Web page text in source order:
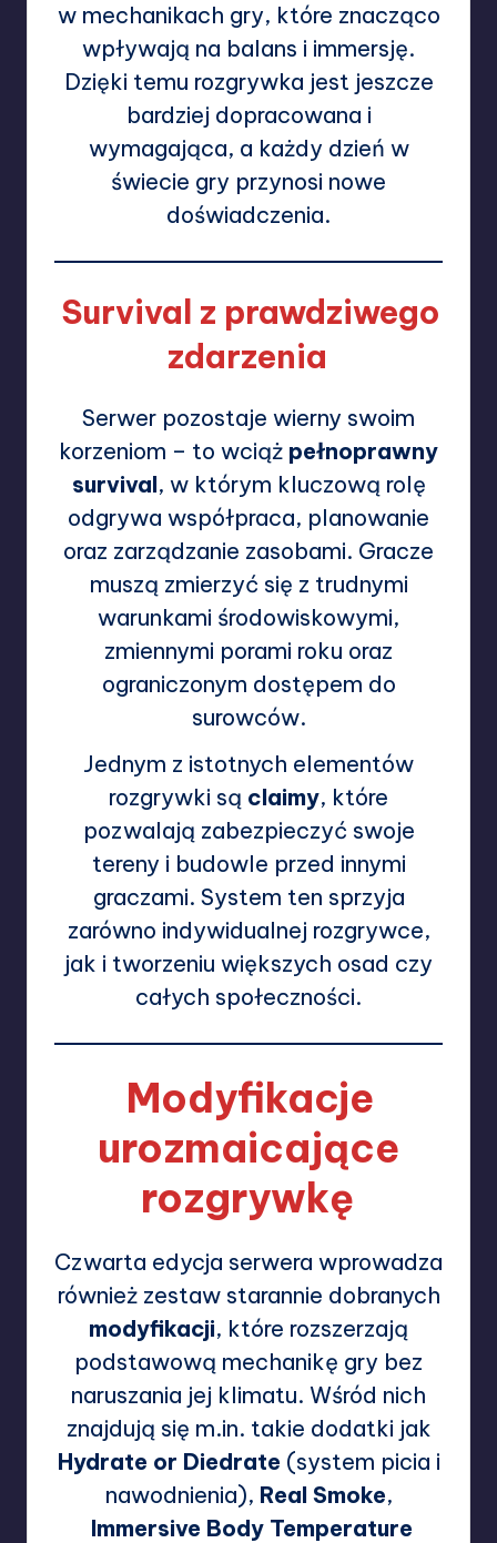
w mechanikach gry, które znacząco
wpływają na balans i immersję.
Dzięki temu rozgrywka jest jeszcze
bardziej dopracowana i
wymagająca, a każdy dzień w
świecie gry przynosi nowe
doświadczenia.
Survival z prawdziwego
zdarzenia
Serwer pozostaje wierny swoim
korzeniom – to wciąż pełnoprawny
survival, w którym kluczową rolę
odgrywa współpraca, planowanie
oraz zarządzanie zasobami. Gracze
muszą zmierzyć się z trudnymi
warunkami środowiskowymi,
zmiennymi porami roku oraz
ograniczonym dostępem do
surowców.
Jednym z istotnych elementów
rozgrywki są claimy, które
pozwalają zabezpieczyć swoje
tereny i budowle przed innymi
graczami. System ten sprzyja
zarówno indywidualnej rozgrywce,
jak i tworzeniu większych osad czy
całych społeczności.
Modyfikacje
urozmaicające
rozgrywkę
Czwarta edycja serwera wprowadza
również zestaw starannie dobranych
modyfikacji, które rozszerzają
podstawową mechanikę gry bez
naruszania jej klimatu. Wśród nich
znajdują się m.in. takie dodatki jak
Hydrate or Diedrate (system picia i
nawodnienia), Real Smoke,
Immersive Body Temperature